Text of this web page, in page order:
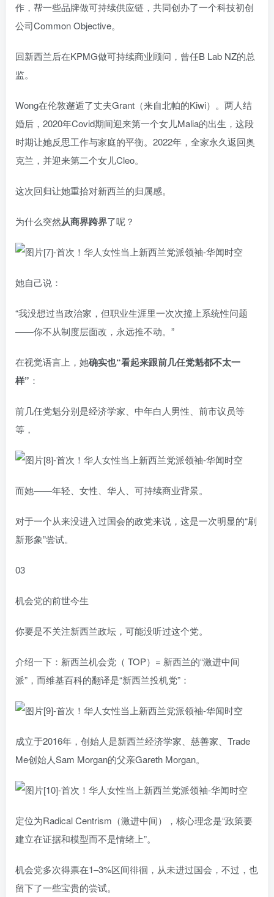
作，帮一些品牌做可持续供应链，共同创办了一个科技初创
公司Common Objective。
回新西兰后在KPMG做可持续商业顾问，曾任B Lab NZ的总
监。
Wong在伦敦邂逅了丈夫Grant（来自北帕的Kiwi）。两人结
婚后，2020年Covid期间迎来第一个女儿Malia的出生，这段
时期让她反思工作与家庭的平衡。2022年，全家永久返回奥
克兰，并迎来第二个女儿Cleo。
这次回归让她重拾对新西兰的归属感。
为什么突然从商界跨界了呢？
她自己说：
“我没想过当政治家，但职业生涯里一次次撞上系统性问题
——你不从制度层面改，永远推不动。”
在视觉语言上，她确实也“看起来跟前几任党魁都不太一
样” ：
前几任党魁分别是经济学家、中年白人男性、前市议员等
等，
而她——年轻、女性、华人、可持续商业背景。
对于一个从来没进入过国会的政党来说，这是一次明显的“刷
新形象”尝试。
03
机会党的前世今生
你要是不关注新西兰政坛，可能没听过这个党。
介绍一下：新西兰机会党（ TOP）= 新西兰的“激进中间
派”，而维基百科的翻译是“新西兰投机党”：
成立于2016年，创始人是新西兰经济学家、慈善家、Trade
Me创始人Sam Morgan的父亲Gareth Morgan。
定位为Radical Centrism（激进中间），核心理念是“政策要
建立在证据和模型而不是情绪上”。
机会党多次得票在1–3%区间徘徊，从未进过国会，不过，也
留下了一些宝贵的尝试。